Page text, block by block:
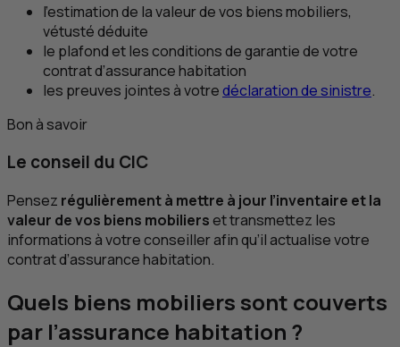
l’estimation de la valeur de vos biens mobiliers,
vétusté déduite
le plafond et les conditions de garantie de votre
contrat d’assurance habitation
les preuves jointes à votredéclaration de sinistre.
Bon à savoir
Le conseil du CIC
Pensez régulièrement à mettre à jour l’inventaire et la
valeur de vos biens mobilierset transmettez les
informations à votre conseiller afin qu’il actualise votre
contrat d’assurance habitation.
Quels biens mobiliers sont couverts
par l’assurance habitation ?